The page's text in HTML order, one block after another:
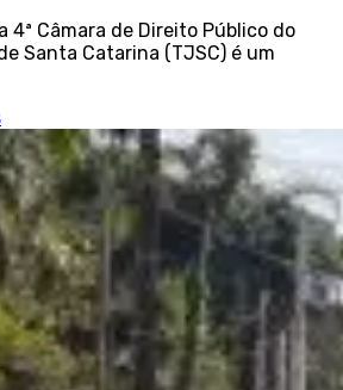
4ª Câmara de Direito Público do
Santa Catarina (TJSC) é um